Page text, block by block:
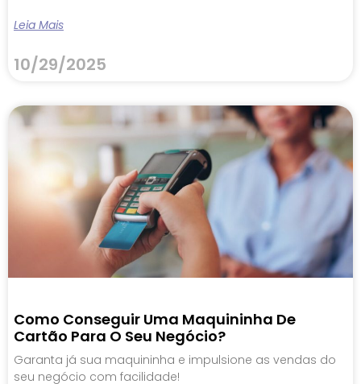
Leia Mais
10/29/2025
Como Conseguir Uma Maquininha De
Cartão Para O Seu Negócio?
Garanta já sua maquininha e impulsione as vendas do
seu negócio com facilidade!